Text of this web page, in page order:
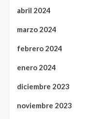
abril 2024
marzo 2024
febrero 2024
enero 2024
diciembre 2023
noviembre 2023